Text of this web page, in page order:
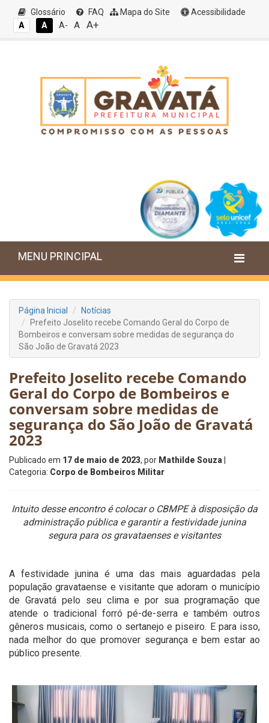
Glossário FAQ Mapa do Site
Acessibilidade
A
A A- A A+
MENU PRINCIPAL
Página Inicial
Notícias
Prefeito Joselito recebe Comando Geral do Corpo de
Bombeiros e conversam sobre medidas de segurança do
São João de Gravatá 2023
Prefeito Joselito recebe Comando
Geral do Corpo de Bombeiros e
conversam sobre medidas de
segurança do São João de Gravatá
2023
Publicado em 17 de maio de 2023, por Mathilde Souza
Categoria: Corpo de Bombeiros Militar
Intuito desse encontro é colocar o CBMPE à disposição da
administração pública e garantir a festividade junina
segura para os gravataenses e visitantes
A festividade junina é uma das mais aguardadas pela
população gravataense e visitante que adoram o município
de Gravatá pelo seu clima e por sua programação que
atende o tradicional forró pé-de-serra e também outros
gêneros musicais, como o sertanejo e piseiro. E para isso,
nada melhor do que promover segurança e bem estar ao
público presente.